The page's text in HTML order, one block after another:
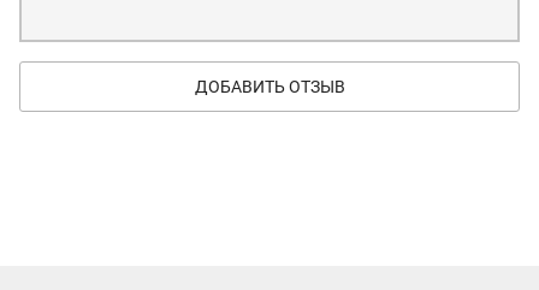
ДОБАВИТЬ ОТЗЫВ